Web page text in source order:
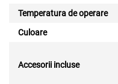
Temperatura de operare
Culoare
Accesorii incluse